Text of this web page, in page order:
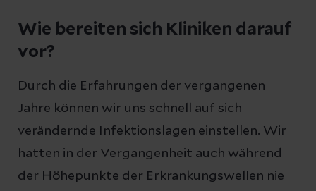
Wie bereiten sich Kliniken darauf
vor?
Durch die Erfahrungen der vergangenen
Jahre können wir uns schnell auf sich
verändernde Infektionslagen einstellen. Wir
hatten in der Vergangenheit auch während
der Höhepunkte der Erkrankungswellen nie